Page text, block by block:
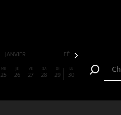
JANVIER FÉVRIER
ME
25
JE
26
VE
27
SA
28
DI
29
LU
30